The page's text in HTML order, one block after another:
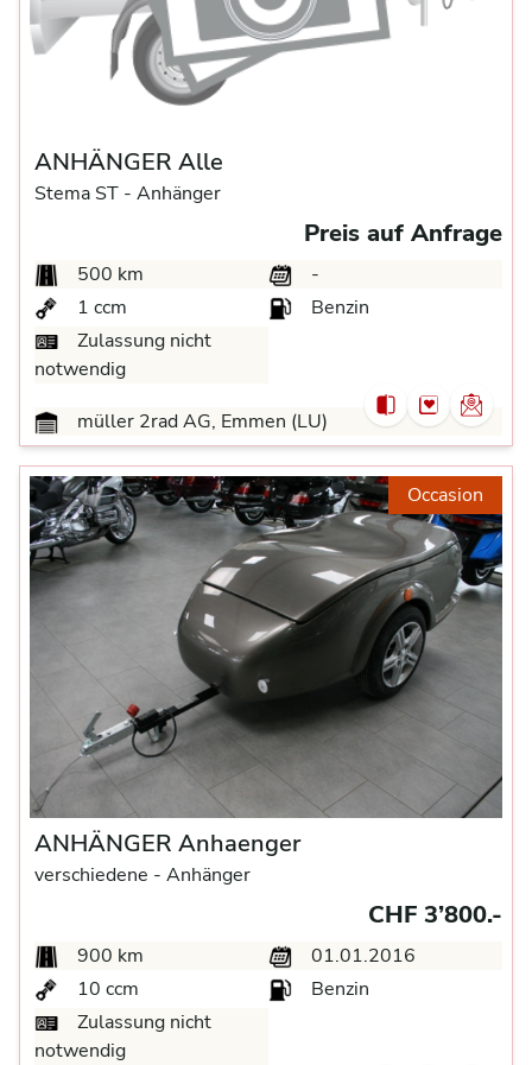
ANHÄNGER Alle
Stema ST - Anhänger
Preis auf Anfrage
500 km
-
1 ccm
Benzin
Zulassung nicht
notwendig
müller 2rad AG, Emmen (LU)
Occasion
ANHÄNGER Anhaenger
verschiedene - Anhänger
CHF 3’800.-
900 km
01.01.2016
10 ccm
Benzin
Zulassung nicht
notwendig